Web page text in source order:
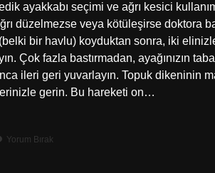
ayakkabı seçimi ve ağrı kesici
düzelmezse veya kötüleşirse doktora
bir havlu) koyduktan sonra, iki
Çok fazla bastırmadan, ayağınızın
ileri geri yuvarlayın. Topuk dikeninin
gerin. Bu hareketi on…
Yorum Bırak